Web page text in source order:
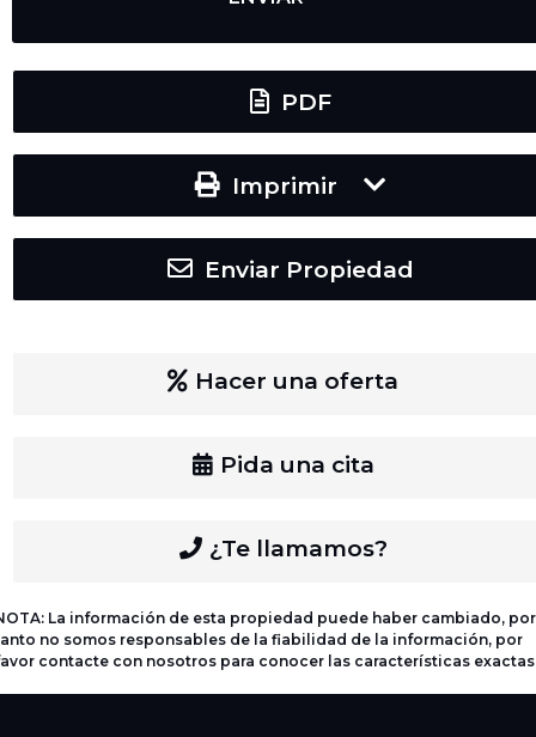
PDF
Imprimir
Enviar Propiedad
Hacer una oferta
Pida una cita
¿Te llamamos?
La información de esta propiedad puede haber cambiado, por
no somos responsables de la fiabilidad de la información, por
contacte con nosotros para conocer las características